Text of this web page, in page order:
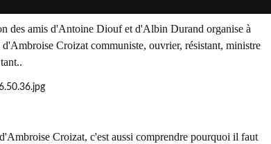
des amis d'Antoine Diouf et d'Albin Durand organise à
Croizat communiste, ouvrier, résistant, ministre
Croizat, c'est aussi comprendre pourquoi il faut